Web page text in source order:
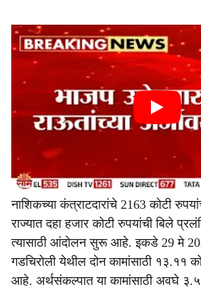
नाशिकच्या कंत्राटदारांचे 2163 कोटी
राज्यात दहा हजार कोटी रुपयांची बिले
त्यासाठी आंदोलन सुरू आहे. इकडे 29 मे
गडचिरोली येथील दोन कामांसाठी १३.११
आहे. अर्थसंकल्पात या कामांसाठी अवघे